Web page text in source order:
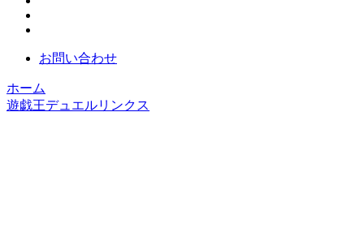
お問い合わせ
ホーム
遊戯王デュエルリンクス